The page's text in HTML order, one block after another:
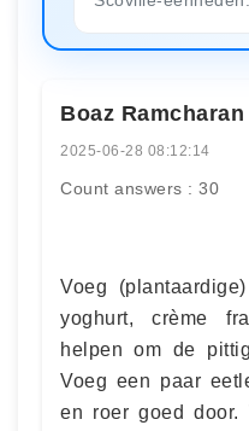
Boaz Ramcharan
2025-06-28 08:12:14
Count answers : 30
Voeg
yoghurt, crème
helpen om de
Voeg een paar
en roer goed door.